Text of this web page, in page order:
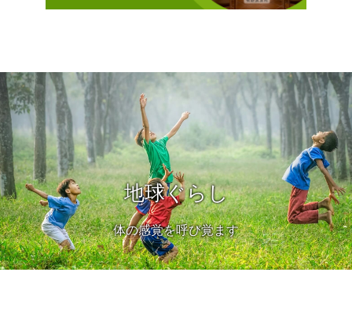
地球ぐらしの下着
地球ぱんつ
地球ぐらし
体の感覚を呼び覚ます